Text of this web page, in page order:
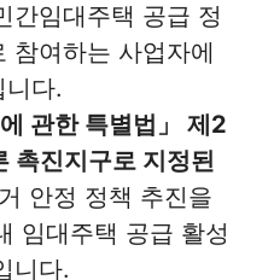
간임대주택 공급 정
참여하는 사업자에
니다.
관한 특별법」 제2
촉진지구로 지정된
안정 정책 추진을
임대주택 공급 활성
니다.